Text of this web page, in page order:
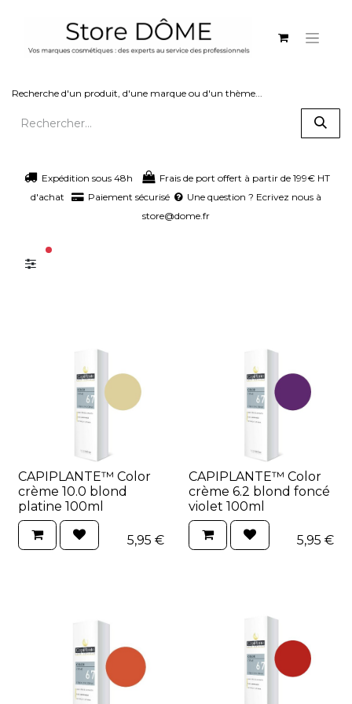
Recherche d'un produit, d'une marque ou d'un thème...
Expédition sous 48h
Frais de port offert à partir de 199€ HT
d'achat
Paiement sécurisé
Une question ? Ecrivez nous à
store@dome.fr
filtres actifs
CAPIPLANTE™ Color
crème 10.0 blond
platine 100ml
5,95 €
CAPIPLANTE™ Color
crème 6.2 blond foncé
violet 100ml
5,95 €